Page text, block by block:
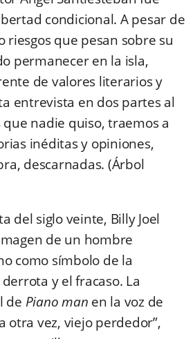
condicional. A pesar de
riesgos que pesan sobre su
permanecer en la isla,
de valores literarios y
entrevista en dos partes al
nadie quiso, traemos a
inéditas y opiniones,
descarnadas. (Árbol
del siglo veinte, Billy Joel
de un hombre
como símbolo de la
y el fracaso. La
de Piano man en la voz de
otra vez, viejo perdedor”,